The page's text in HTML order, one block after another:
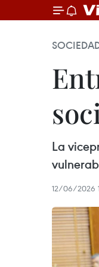
La
12/06/2026